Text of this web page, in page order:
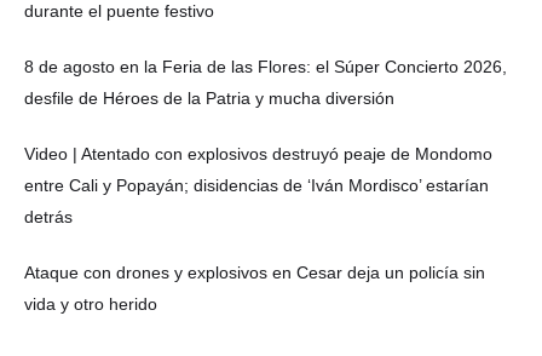
durante el puente festivo
8 de agosto en la Feria de las Flores: el Súper Concierto 2026,
desfile de Héroes de la Patria y mucha diversión
Video | Atentado con explosivos destruyó peaje de Mondomo
entre Cali y Popayán; disidencias de ‘Iván Mordisco’ estarían
detrás
Ataque con drones y explosivos en Cesar deja un policía sin
vida y otro herido